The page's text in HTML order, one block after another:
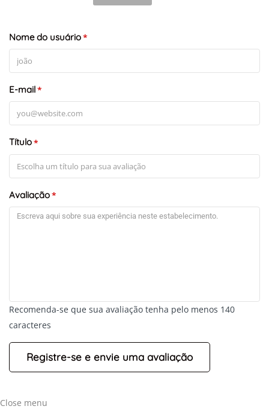
Nome do usuário*
E-mail*
Título*
Avaliação*
Recomenda-se que sua avaliação tenha pelo menos 140
caracteres
Close menu